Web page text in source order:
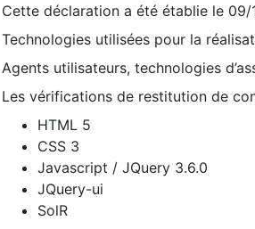
Cette déclaration a été établie le
Technologies utilisées pour la
Agents utilisateurs, technologies
Les vérifications de restitution de
HTML 5
CSS 3
Javascript / JQuery 3.6.0
JQuery-ui
SolR